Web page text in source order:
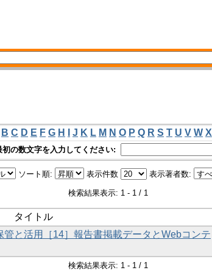
B C D E F G H J K L M N O P Q R S T U V W X
の数文字を入力してください:
ソート順: 表示件数 表示著者数:
検索結果表示: 1 - 1 / 1
タイトル
と活用［14］報告書掲載データとWebコンテ
検索結果表示: 1 - 1 / 1